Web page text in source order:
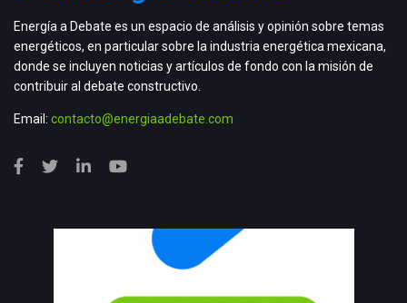
Energía a Debate es un espacio de análisis y opinión sobre temas
energéticos, en particular sobre la industria energética mexicana,
donde se incluyen noticias y artículos de fondo con la misión de
contribuir al debate constructivo.
Email: contacto@energiaadebate.com